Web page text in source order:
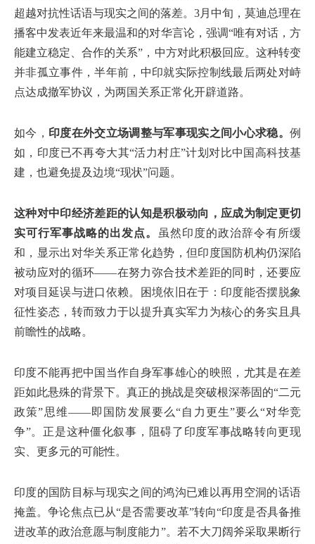
超越对抗性话语与现实之间的落差。3月中旬，莫迪总理在
播客中发表近年来最温和的对华言论，强调“唯有对话，方
能建立稳定、合作的关系”，中方对此积极回应。这种转变
并非孤立事件，半年前，中印就实际控制线最后两处对峙
点达成撤军协议，为两国关系正常化开辟道路。
如今， 印度在外交立场调整与军事现实之间小心求稳。 例
如，印度已不再夸大其“活力村庄”计划对比中国高科技基
建，也避免提及边境“现状”问题。
这种对中印经济差距的认知是积极动向，应成为制定更切
实可行军事战略的出发点。
虽然印度的政治辞令有所缓
和，显示出对华关系正常化趋势，但印度国防机构仍深陷
被动应对的循环——在努力弥合技术差距的同时，还要应
对项目延误与进口依赖。困境依旧在于：印度能否摆脱象
征性姿态，转而致力于以提升真实军力为核心的务实且具
前瞻性的战略。
印度不能再把中国当作自身军事雄心的映照，尤其是在差
距如此悬殊的背景下。真正的挑战是突破根深蒂固的“二元
政策”思维——即国防发展要么“自力更生”要么“对华竞
争”。正是这种僵化叙事，阻碍了印度军事战略转向更现
实、更多元的可能性。
印度的国防目标与现实之间的鸿沟已难以再用空洞的话语
掩盖。争论焦点已从“是否需要改革”转向“印度是否具备推
进改革的政治意愿与制度能力”。若不大刀阔斧采取果断行